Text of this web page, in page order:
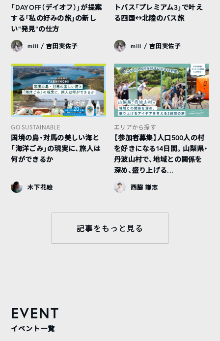
「DAYOFF（デイオフ）」が提案
する「私の好みの旅」の新し
い“発見”の仕方
miii / 吉田実佐子
トバス「プレミアム3」で叶え
る四国↔︎北陸のバス旅
miii / 吉田実佐子
GO SUSTAINABLE
国境の島・対馬の美しい海と
「海洋ごみ」の現実に、旅人は
何ができるか
木下花絵
エリアから探す
【参加者募集】人口500人の村
を好きになる14日間。山梨県・
丹波山村で、地域との関係を
深め、盛り上げる...
西脇 謙志
記事をもっと見る
EVENT
イベント一覧